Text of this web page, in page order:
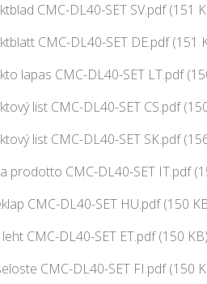
CMC-DL40-SET SV.pdf (151
CMC-DL40-SET DE.pdf (151
lapas CMC-DL40-SET LT.pdf
list CMC-DL40-SET CS.pdf
list CMC-DL40-SET SK.pdf
prodotto CMC-DL40-SET IT.pdf
CMC-DL40-SET HU.pdf (150
CMC-DL40-SET ET.pdf (150 KB)
CMC-DL40-SET FI.pdf (150